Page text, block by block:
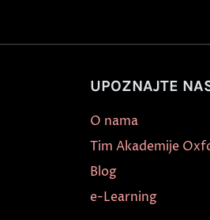
UPOZNAJTE
O nama
Tim Akademije
Blog
e-Learning